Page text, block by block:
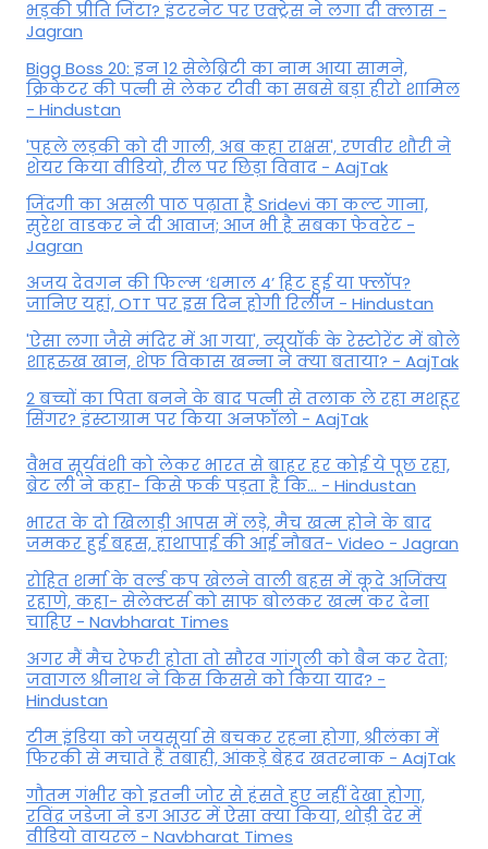
भड़की प्रीति जिंटा? इंटरनेट पर एक्ट्रेस ने लगा दी क्लास -
Jagran
Bigg Boss 20: इन 12 सेलेब्रिटी का नाम आया सामने,
क्रिकेटर की पत्नी से लेकर टीवी का सबसे बड़ा हीरो शामिल
- Hindustan
'पहले लड़की को दी गाली, अब कहा राक्षस', रणवीर शौरी ने
शेयर किया वीडियो, रील पर छिड़ा विवाद - AajTak
जिंदगी का असली पाठ पढ़ाता है Sridevi का कल्ट गाना,
सुरेश वाडकर ने दी आवाज; आज भी है सबका फेवरेट -
Jagran
अजय देवगन की फिल्म ‘धमाल 4’ हिट हुई या फ्लॉप?
जानिए यहां, OTT पर इस दिन होगी रिलीज - Hindustan
'ऐसा लगा जैसे मंदिर में आ गया', न्यूयॉर्क के रेस्टोरेंट में बोले
शाहरुख खान, शेफ विकास खन्ना ने क्या बताया? - AajTak
2 बच्चों का पिता बनने के बाद पत्नी से तलाक ले रहा मशहूर
सिंगर? इंस्टाग्राम पर किया अनफॉलो - AajTak
वैभव सूर्यवंशी को लेकर भारत से बाहर हर कोई ये पूछ रहा,
ब्रेट ली ने कहा- किसे फर्क पड़ता है कि… - Hindustan
भारत के दो खिलाड़ी आपस में लड़े, मैच खत्म होने के बाद
जमकर हुई बहस, हाथापाई की आई नौबत- Video - Jagran
रोहित शर्मा के वर्ल्ड कप खेलने वाली बहस में कूदे अजिंक्य
रहाणे, कहा- सेलेक्टर्स को साफ बोलकर खत्म कर देना
चाहिए - Navbharat Times
अगर मैं मैच रेफरी होता तो सौरव गांगुली को बैन कर देता;
जवागल श्रीनाथ ने किस किससे को किया याद? -
Hindustan
टीम इंडिया को जयसूर्या से बचकर रहना होगा, श्रीलंका में
फिरकी से मचाते हैं तबाही, आंकड़े बेहद खतरनाक - AajTak
गौतम गंभीर को इतनी जोर से हंसते हुए नहीं देखा होगा,
रविंद्र जडेजा ने डग आउट में ऐसा क्या किया, थोड़ी देर में
वीडियो वायरल - Navbharat Times